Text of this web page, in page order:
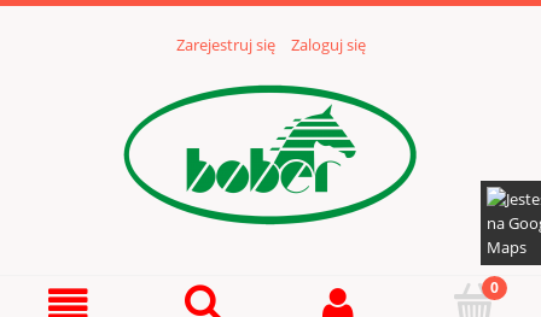
Zarejestruj się Zaloguj się